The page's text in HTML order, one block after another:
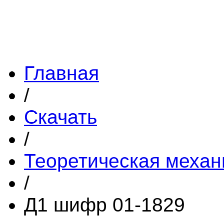
Главная
/
Скачать
/
Теоретическая
/
Д1 шифр 01-1829